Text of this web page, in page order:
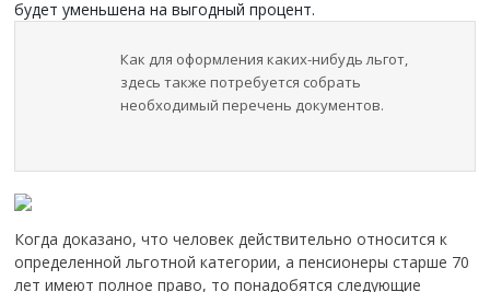
будет уменьшена на выгодный процент.
Как для оформления каких-нибудь льгот,
здесь также потребуется собрать
необходимый перечень документов.
Когда доказано, что человек действительно относится к
определенной льготной категории, а пенсионеры старше 70
лет имеют полное право, то понадобятся следующие